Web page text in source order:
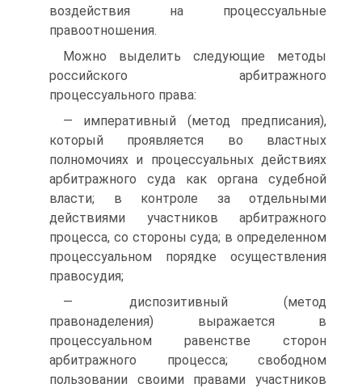
воздействия на процессуальные
правоотношения.
Можно выделить следующие методы
российского арбитражного
процессуального права:
— императивный (метод предписания),
который проявляется во властных
полномочиях и процессуальных действиях
арбитражного суда как органа судебной
власти; в контроле за отдельными
действиями участников арбитражного
процесса, со стороны суда; в определенном
процессуальном порядке осуществления
правосудия;
— диспозитивный (метод
правонаделения) выражается в
процессуальном равенстве сторон
арбитражного процесса; свободном
пользовании своими правами участников